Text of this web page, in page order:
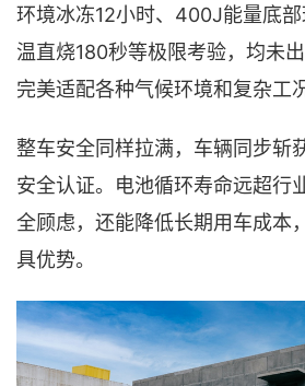
环境冰冻12小时、400J能量底
温直烧180秒等极限考验，均未
完美适配各种气候环境和复杂工况
整车安全同样拉满，车辆同步斩
安全认证。电池循环寿命远超行
全顾虑，还能降低长期用车成本
具优势。